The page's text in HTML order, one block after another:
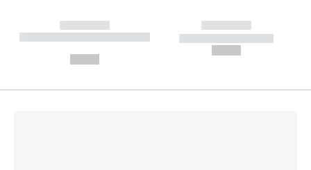
------------
----------- ----------- --------
------------
----------- -----------